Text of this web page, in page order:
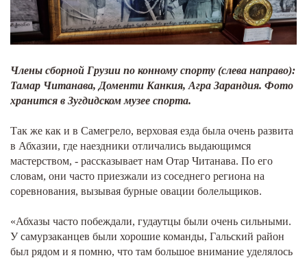
Члены сборной Грузии по конному спорту (слева направо):
Тамар Читанава, Доменти Канкия, Агра Зарандия. Фото
хранится в Зугдидском музее спорта.
Так же как и в Самегрело, верховая езда была очень развита
в Абхазии, где наездники отличались выдающимся
мастерством, - рассказывает нам Отар Читанава. По его
словам, они часто приезжали из соседнего региона на
соревнования, вызывая бурные овации болельщиков.
«Абхазы часто побеждали, гудаутцы были очень сильными.
У самурзаканцев были хорошие команды, Гальский район
был рядом и я помню, что там большое внимание уделялось